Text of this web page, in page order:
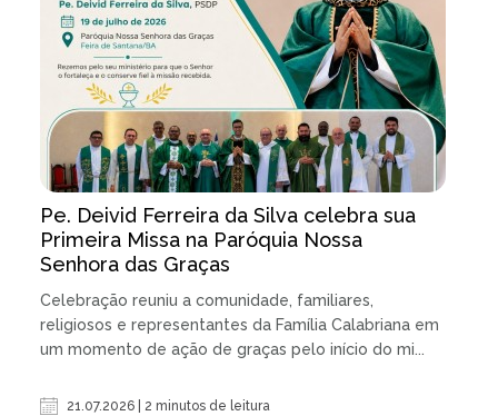
Pe. Deivid Ferreira da Silva celebra sua
Primeira Missa na Paróquia Nossa
Senhora das Graças
Celebração reuniu a comunidade, familiares,
religiosos e representantes da Família Calabriana em
um momento de ação de graças pelo início do mi...
21.07.2026 | 2 minutos de leitura